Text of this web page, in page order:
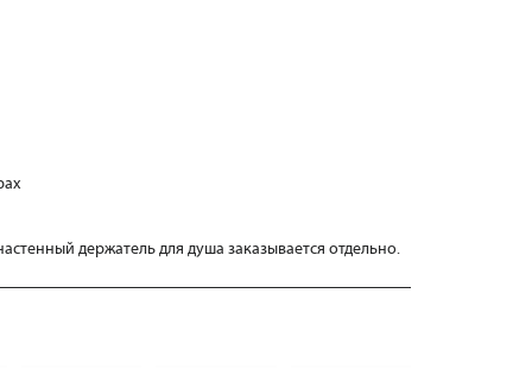
держатель для душа заказывается отдельно.